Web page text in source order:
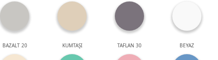
BAZALT 20 KUMTAŞI TAFLAN 30 BEYAZ